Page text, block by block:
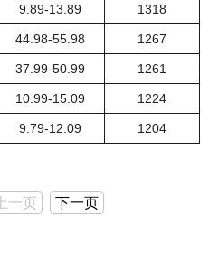
9.89-13.89 1318
44.98-55.98 1267
37.99-50.99 1261
10.99-15.09 1224
9.79-12.09 1204
上一页 下一页